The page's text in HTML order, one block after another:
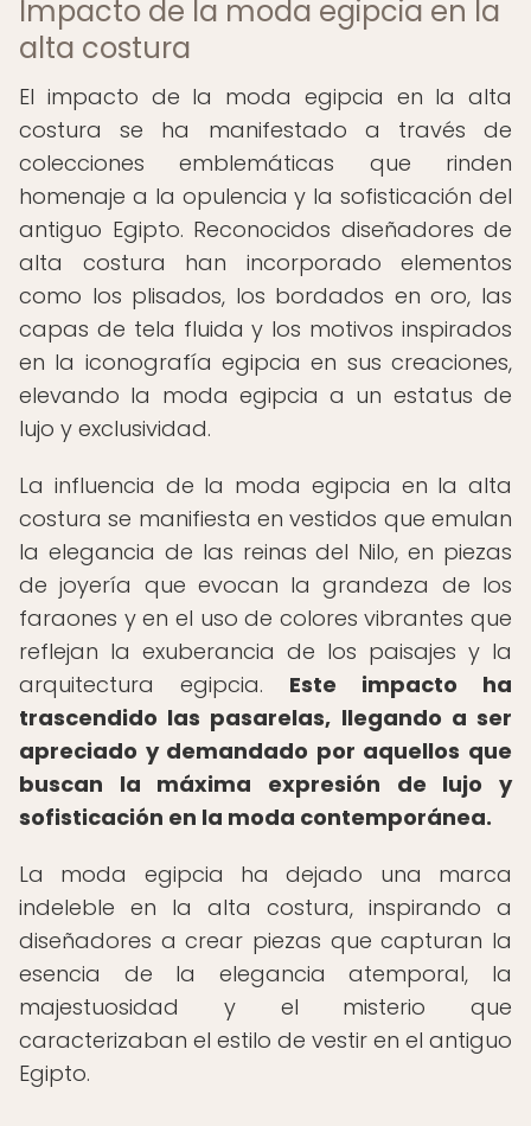
Impacto de la moda egipcia en la
alta costura
El impacto de la moda egipcia en la alta
costura se ha manifestado a través de
colecciones emblemáticas que rinden
homenaje a la opulencia y la sofisticación del
antiguo Egipto. Reconocidos diseñadores de
alta costura han incorporado elementos
como los plisados, los bordados en oro, las
capas de tela fluida y los motivos inspirados
en la iconografía egipcia en sus creaciones,
elevando la moda egipcia a un estatus de
lujo y exclusividad.
La influencia de la moda egipcia en la alta
costura se manifiesta en vestidos que emulan
la elegancia de las reinas del Nilo, en piezas
de joyería que evocan la grandeza de los
faraones y en el uso de colores vibrantes que
reflejan la exuberancia de los paisajes y la
arquitectura egipcia. Este impacto ha
trascendido las pasarelas, llegando a ser
apreciado y demandado por aquellos que
buscan la máxima expresión de lujo y
sofisticación en la moda contemporánea.
La moda egipcia ha dejado una marca
indeleble en la alta costura, inspirando a
diseñadores a crear piezas que capturan la
esencia de la elegancia atemporal, la
majestuosidad y el misterio que
caracterizaban el estilo de vestir en el antiguo
Egipto.